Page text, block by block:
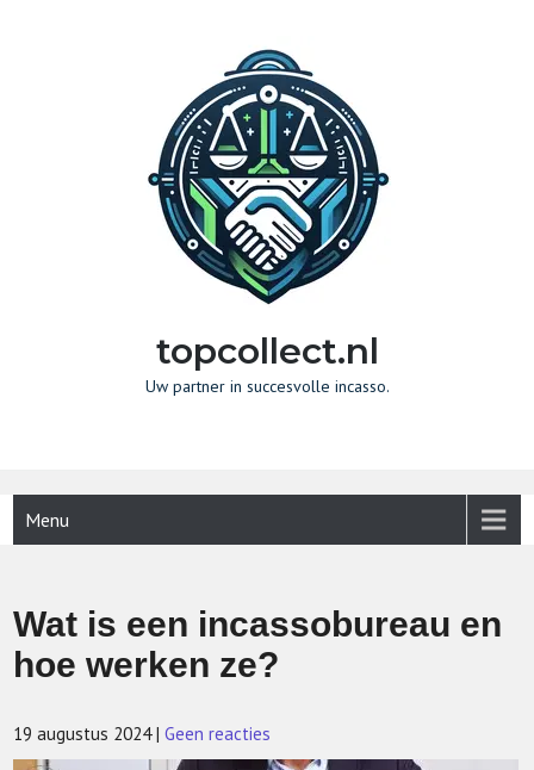
topcollect.nl
Uw partner in succesvolle incasso.
Menu
Wat is een incassobureau en
hoe werken ze?
19 augustus 2024 |Geen reacties